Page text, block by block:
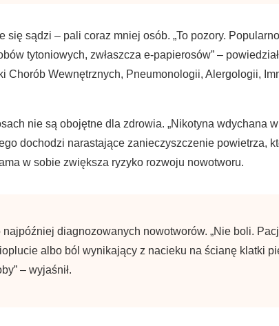
sądzi – pali coraz mniej osób. „To pozory.
tytoniowych, zwłaszcza e-papierosów” – powiedział
Chorób Wewnętrznych, Pneumonologii, Alergologii,
nie są obojętne dla zdrowia. „Nikotyna wdychana
dochodzi narastające zanieczyszczenie powietrza,
w sobie zwiększa ryzyko rozwoju nowotworu.
najpóźniej diagnozowanych nowotworów. „Nie boli.
albo ból wynikający z nacieku na ścianę klatki
– wyjaśnił.